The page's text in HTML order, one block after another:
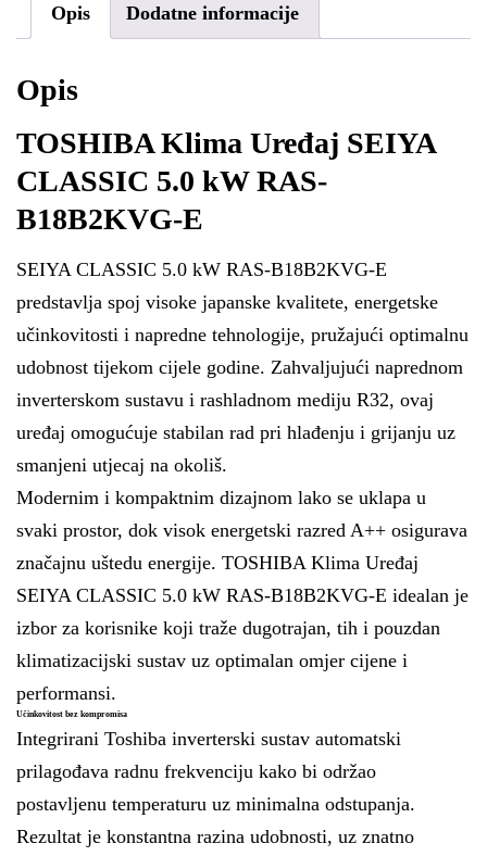
Opis Dodatne informacije
Opis
TOSHIBA Klima Uređaj SEIYA
CLASSIC 5.0 kW RAS-
B18B2KVG-E
SEIYA CLASSIC 5.0 kW RAS-B18B2KVG-E
predstavlja spoj visoke japanske kvalitete, energetske
učinkovitosti i napredne tehnologije, pružajući optimalnu
udobnost tijekom cijele godine. Zahvaljujući naprednom
inverterskom sustavu i rashladnom mediju R32, ovaj
uređaj omogućuje stabilan rad pri hlađenju i grijanju uz
smanjeni utjecaj na okoliš.
Modernim i kompaktnim dizajnom lako se uklapa u
svaki prostor, dok visok energetski razred A++ osigurava
značajnu uštedu energije. TOSHIBA Klima Uređaj
SEIYA CLASSIC 5.0 kW RAS-B18B2KVG-E idealan je
izbor za korisnike koji traže dugotrajan, tih i pouzdan
klimatizacijski sustav uz optimalan omjer cijene i
performansi.
Učinkovitost bez kompromisa
Integrirani Toshiba inverterski sustav automatski
prilagođava radnu frekvenciju kako bi održao
postavljenu temperaturu uz minimalna odstupanja.
Rezultat je konstantna razina udobnosti, uz znatno